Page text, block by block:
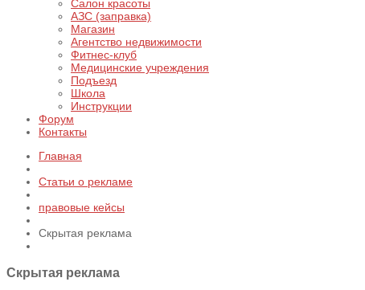
Салон красоты
АЗС (заправка)
Магазин
Агентство недвижимости
Фитнес-клуб
Медицинские учреждения
Подъезд
Школа
Инструкции
Форум
Контакты
Главная
Статьи о рекламе
правовые кейсы
Скрытая реклама
Скрытая реклама